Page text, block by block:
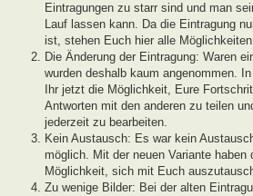
Eintragungen zu starr sind und man
Lauf lassen kann. Da die Eintragung
ist, stehen Euch hier alle
Die Änderung der Eintragung: Waren
wurden deshalb kaum angenommen.
Ihr jetzt die Möglichkeit, Eure
Antworten mit den anderen zu teilen
jederzeit zu bearbeiten.
Kein Austausch: Es war kein
möglich. Mit der neuen Variante haben
Möglichkeit, sich mit Euch
Zu wenige Bilder: Bei der alten